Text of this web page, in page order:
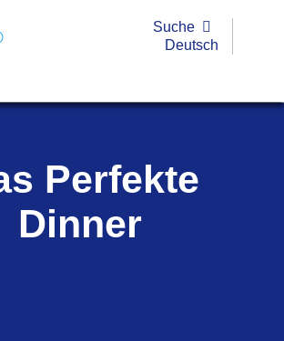
Exemples
Outils
Suche
Deutsch
Perfekte
Dinner